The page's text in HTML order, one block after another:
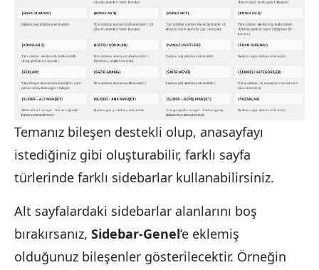
Temanız bileşen destekli olup, anasayfayı
istediğiniz gibi oluşturabilir, farklı sayfa
türlerinde farklı sidebarlar kullanabilirsiniz.
Alt sayfalardaki sidebarlar alanlarını boş
bırakırsanız, Sidebar-Genel‘e eklemiş
olduğunuz bileşenler gösterilecektir. Örneğin